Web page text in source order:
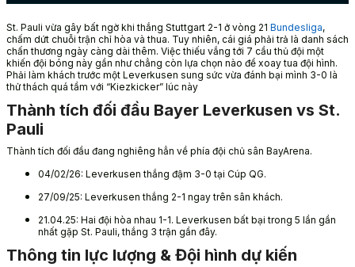
St. Pauli vừa gây bất ngờ khi thắng Stuttgart 2-1 ở vòng 21 Bundesliga,
chấm dứt chuỗi trận chỉ hòa và thua. Tuy nhiên, cái giá phải trả là danh sách
chấn thương ngày càng dài thêm. Việc thiếu vắng tới 7 cầu thủ đội một
khiến đội bóng này gần như chẳng còn lựa chọn nào để xoay tua đội hình.
Phải làm khách trước một Leverkusen sung sức vừa đánh bại mình 3-0 là
thử thách quá tầm với “Kiezkicker” lúc này
Thành tích đối đầu Bayer Leverkusen vs St.
Pauli
Thành tích đối đầu đang nghiêng hẳn về phía đội chủ sân BayArena.
04/02/26: Leverkusen thắng đậm 3-0 tại Cúp QG.
27/09/25: Leverkusen thắng 2-1 ngay trên sân khách.
21.04.25: Hai đội hòa nhau 1-1. Leverkusen bất bại trong 5 lần gần
nhất gặp St. Pauli, thắng 3 trận gần đây.
Thông tin lực lượng & Đội hình dự kiến